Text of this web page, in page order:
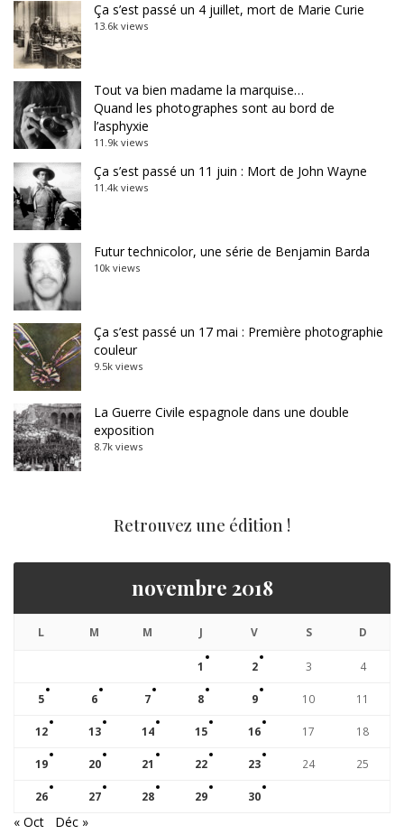
Ça s’est passé un 4 juillet, mort de Marie Curie
13.6k views
Tout va bien madame la marquise…
Quand les photographes sont au bord de
l’asphyxie
11.9k views
Ça s’est passé un 11 juin : Mort de John Wayne
11.4k views
Futur technicolor, une série de Benjamin Barda
10k views
Ça s’est passé un 17 mai : Première photographie
couleur
9.5k views
La Guerre Civile espagnole dans une double
exposition
8.7k views
Retrouvez une édition !
novembre 2018
L M M J V S D
1 2 3 4
5 6 7 8 9 10 11
12 13 14 15 16 17 18
19 20 21 22 23 24 25
26 27 28 29 30
« Oct Déc »